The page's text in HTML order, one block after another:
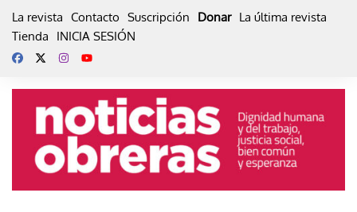
La revista Contacto Suscripción Donar La última revista
Tienda
INICIA SESIÓN